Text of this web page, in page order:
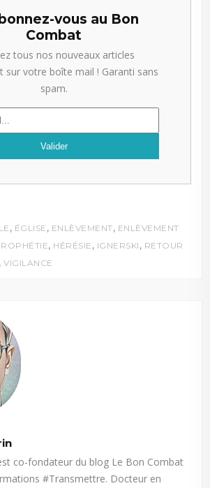
vous au Bon
Combat
tous nos nouveaux articles
sur votre boîte mail ! Garanti sans
spam.
, ÉGLISE , ENLÈVEMENT, ENLÈVEMENT
, HÉRÉSIE , IGNERSKI , RETOUR
,VIGILANCE
co-fondateur du blog Le Bon Combat
#Transmettre. Docteur en